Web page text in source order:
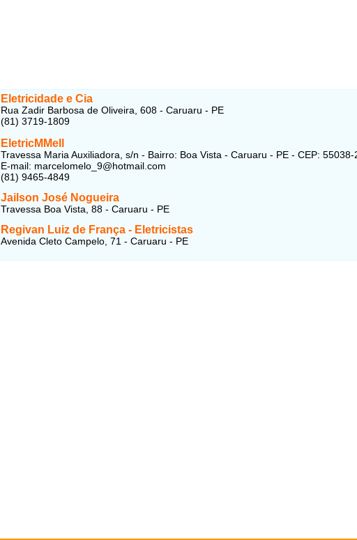
Eletricidade e Cia
Rua Zadir Barbosa de Oliveira, 608 - Caruaru - PE
(81) 3719-1809
EletricMMell
Travessa Maria Auxiliadora, s/n - Bairro: Boa Vista - Caruaru - PE - CEP: 55038-
E-mail: marcelomelo_9@hotmail.com
(81) 9465-4849
Jailson José Nogueira
Travessa Boa Vista, 88 - Caruaru - PE
Regivan Luiz de França - Eletricistas
Avenida Cleto Campelo, 71 - Caruaru - PE